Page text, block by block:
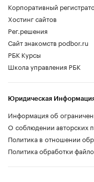
Корпоративный
Хостинг сайтов
Рег.решения
Сайт знакомств podbor.ru
РБК Курсы
Школа управления РБК
Юридическая
Информация об
О соблюдении авторских
Политика в отношении
Политика обработки